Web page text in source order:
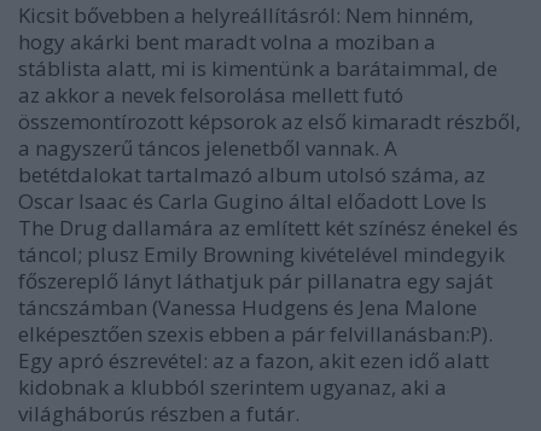
Kicsit bővebben a helyreállításról: Nem hinném,
hogy akárki bent maradt volna a moziban a
stáblista alatt, mi is kimentünk a barátaimmal, de
az akkor a nevek felsorolása mellett futó
összemontírozott képsorok az első kimaradt részből,
a nagyszerű táncos jelenetből vannak. A
betétdalokat tartalmazó album utolsó száma, az
Oscar Isaac és Carla Gugino által előadott Love Is
The Drug dallamára az említett két színész énekel és
táncol; plusz Emily Browning kivételével mindegyik
főszereplő lányt láthatjuk pár pillanatra egy saját
táncszámban (Vanessa Hudgens és Jena Malone
elképesztően szexis ebben a pár felvillanásban:P).
Egy apró észrevétel: az a fazon, akit ezen idő alatt
kidobnak a klubból szerintem ugyanaz, aki a
világháborús részben a futár.